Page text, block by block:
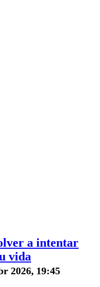
a intentar
vida
2026, 19:45